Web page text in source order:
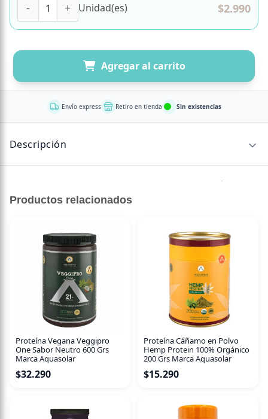
Unidad(es) $2.990
Agregar al carrito
Envío express Retiro en tienda Sin existencias
Descripción
-C4 te puede acompañar en tus entrenamientos más
intensos
-0sin a Azúcar
-0 calorías
-Contiene B12
-Contiene 400 mg de L-Arginina
Productos relacionados
Proteína Vegana Veggipro
One Sabor Neutro 600 Grs
Marca Aquasolar
$32.290
Proteína Cáñamo en Polvo
Hemp Protein 100% Orgánico
200 Grs Marca Aquasolar
$15.290